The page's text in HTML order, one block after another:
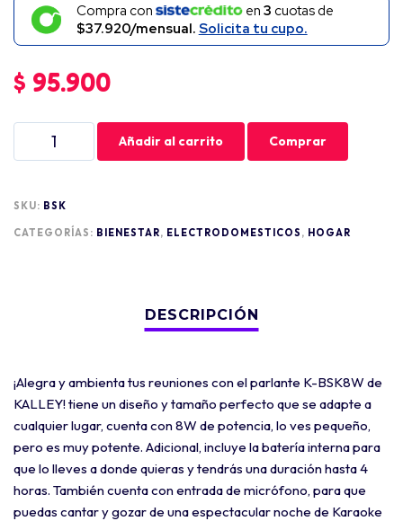
Compra con en3 cuotas de
$37.920/mensual. Solicita tu cupo.
$ 95.900
Añadir al carrito Comprar
SKU: BSK
CATEGORÍAS: BIENESTAR, ELECTRODOMESTICOS , HOGAR
¡Alegra y ambienta tus reuniones con el parlante K-BSK8W de
KALLEY! tiene un diseño y tamaño perfecto que se adapte a
cualquier lugar, cuenta con 8W de potencia, lo ves pequeño,
pero es muy potente. Adicional, incluye la batería interna para
que lo lleves a donde quieras y tendrás una duración hasta 4
horas. También cuenta con entrada de micrófono, para que
puedas cantar y gozar de una espectacular noche de Karaoke